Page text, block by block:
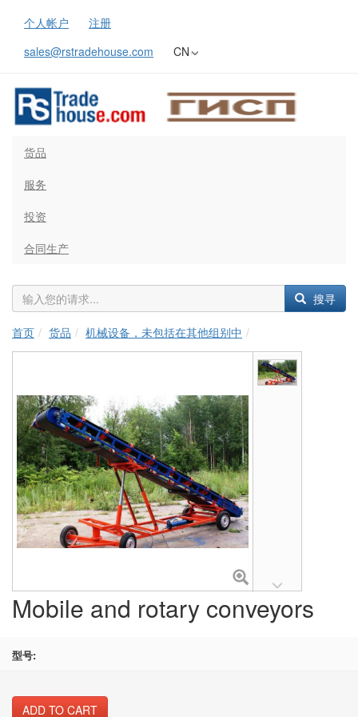
个人帐户
注册
sales@rstradehouse.com
CN
货品
服务
投资
合同生产
搜寻
首页 货品 机械设备，未包括在其他组别中
Mobile and rotary conveyors
型号:
ADD TO CART